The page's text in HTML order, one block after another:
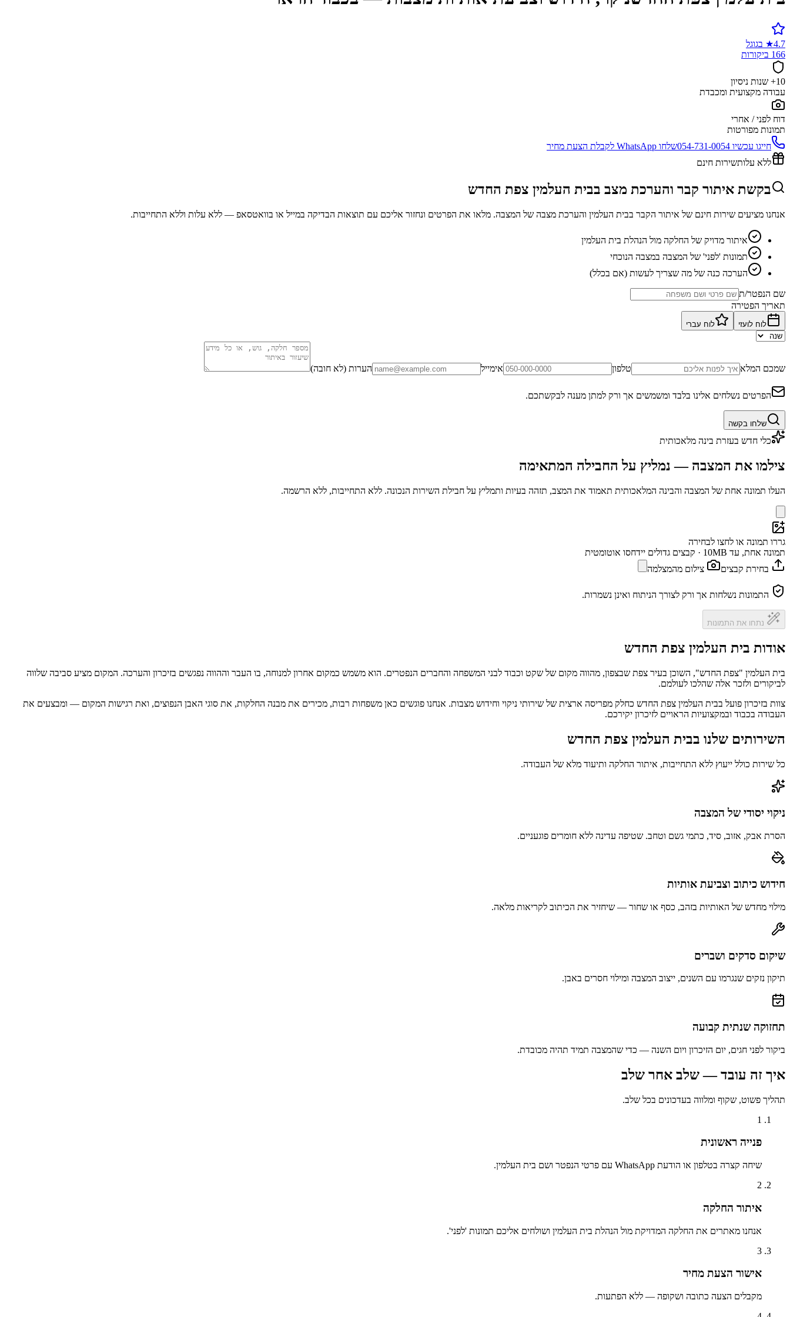
4.7
★ בגוגל
166 ביקורות
10+ שנות ניסיון
עבודה מקצועית ומכבדת
דוח לפני / אחרי
תמונות מפורטות
חייגו עכשיו 054-731-0054שלחו WhatsApp לקבלת הצעת מחיר
ללא עלותשירות חינם
בקשת איתור קבר והערכת מצב בבית העלמין צפת החדש
אנחנו מציעים שירות חינם של איתור הקבר בבית העלמין והערכת מצבה של המצבה. מלאו את הפרטים ונחזור אליכם עם תוצאות הבדיקה במייל או בוואטסאפ — ללא עלות וללא התחייבות.
איתור מדויק של החלקה מול הנהלת בית העלמין
תמונות 'לפני' של המצבה במצבה הנוכחי
הערכה כנה של מה שצריך לעשות (אם בכלל)
שם הנפטר/ת
תאריך הפטירה
לוח לועזי לוח עברי
שמכם המלא טלפון אימייל הערות (לא חובה)
הפרטים נשלחים אלינו בלבד ומשמשים אך ורק למתן מענה לבקשתכם.
שלחו בקשה
כלי חדש בעזרת בינה מלאכותית
צילמו את המצבה — נמליץ על החבילה המתאימה
העלו תמונה אחת של המצבה והבינה המלאכותית תאמוד את המצב, תזהה בעיות ותמליץ על חבילת השירות הנכונה. ללא התחייבות, ללא הרשמה.
גררו תמונה או לחצו לבחירה
תמונה אחת, עד 10MB · קבצים גדולים יידחסו אוטומטית
בחירת קבצים
צילום מהמצלמה
התמונות נשלחות אך ורק לצורך הניתוח ואינן נשמרות.
נתחו את התמונות
אודות בית העלמין צפת החדש
בית העלמין "צפת החדש", השוכן בעיר צפת שבצפון, מהווה מקום של שקט וכבוד לבני המשפחה והחברים הנפטרים. הוא משמש כמקום אחרון למנוחה, בו העבר וההווה נפגשים בזיכרון והערכה. המקום מציע סביבה שלווה
לביקורים ולזכר אלה שהלכו לעולמם.
צוות בזיכרון פועל בבית העלמין צפת החדש כחלק מפריסה ארצית של שירותי ניקוי וחידוש מצבות. אנחנו פוגשים כאן משפחות רבות, מכירים את מבנה החלקות, את סוגי האבן הנפוצים, ואת רגישות המקום — ומבצעים את
העבודה בכבוד ובמקצועיות הראויים לזיכרון יקירכם.
השירותים שלנו בבית העלמין צפת החדש
כל שירות כולל ייעוץ ללא התחייבות, איתור החלקה ותיעוד מלא של העבודה.
ניקוי יסודי של המצבה
הסרת אבק, אזוב, סיד, כתמי גשם וטחב. שטיפה עדינה ללא חומרים פוגעניים.
חידוש כיתוב וצביעת אותיות
מילוי מחדש של האותיות בזהב, כסף או שחור — שיחזיר את הכיתוב לקריאות מלאה.
שיקום סדקים ושברים
תיקון נזקים שנגרמו עם השנים, ייצוב המצבה ומילוי חסרים באבן.
תחזוקה שנתית קבועה
ביקור לפני חגים, יום הזיכרון ויום השנה — כדי שהמצבה תמיד תהיה מכובדת.
איך זה עובד — שלב אחר שלב
תהליך פשוט, שקוף ומלווה בעדכונים בכל שלב.
1
פנייה ראשונית
שיחה קצרה בטלפון או הודעת WhatsApp עם פרטי הנפטר ושם בית העלמין.
2
איתור החלקה
אנחנו מאתרים את החלקה המדויקת מול הנהלת בית העלמין ושולחים אליכם תמונות 'לפני'.
3
אישור הצעת מחיר
מקבלים הצעה כתובה ושקופה — ללא הפתעות.